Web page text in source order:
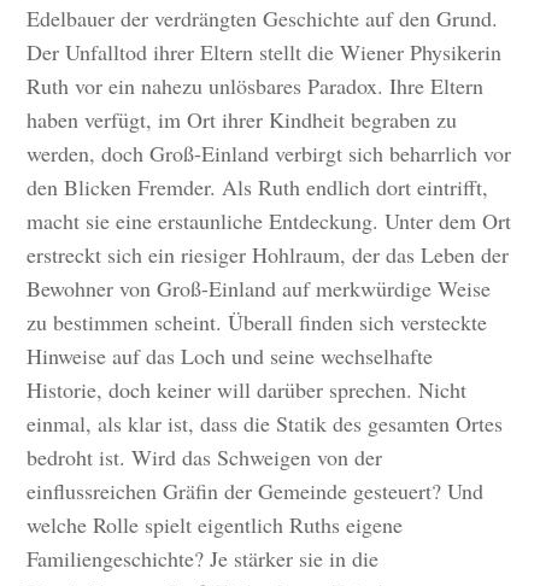
Edelbauer der verdrängten Geschichte auf den Grund.
Der Unfalltod ihrer Eltern stellt die Wiener Physikerin
Ruth vor ein nahezu unlösbares Paradox. Ihre Eltern
haben verfügt, im Ort ihrer Kindheit begraben zu
werden, doch Groß-Einland verbirgt sich beharrlich vor
den Blicken Fremder. Als Ruth endlich dort eintrifft,
macht sie eine erstaunliche Entdeckung. Unter dem Ort
erstreckt sich ein riesiger Hohlraum, der das Leben der
Bewohner von Groß-Einland auf merkwürdige Weise
zu bestimmen scheint. Überall finden sich versteckte
Hinweise auf das Loch und seine wechselhafte
Historie, doch keiner will darüber sprechen. Nicht
einmal, als klar ist, dass die Statik des gesamten Ortes
bedroht ist. Wird das Schweigen von der
einflussreichen Gräfin der Gemeinde gesteuert? Und
welche Rolle spielt eigentlich Ruths eigene
Familiengeschichte? Je stärker sie in die